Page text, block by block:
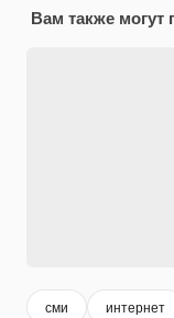
Вам также могут
сми интернет